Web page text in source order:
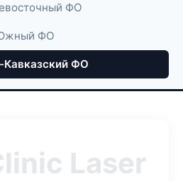
ФО
ФО
Кавказский ФО
Laser